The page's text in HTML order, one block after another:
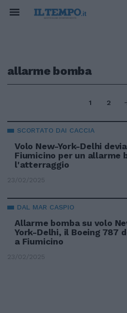
allarme bomba
1 2
SCORTATO DAI CACCIA
Volo New-York-Delhi
Fiumicino per un allarme
l'atterraggio
23/02/2025
DAL MAR CASPIO
Allarme bomba su volo
York-Delhi, il Boeing 787
a Fiumicino
23/02/2025